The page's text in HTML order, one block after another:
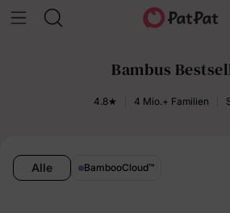
Bambus
4.8★ 4 Mio.+ Familien
Alle BambooCloud™